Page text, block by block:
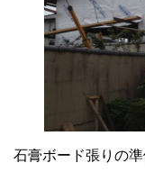
石膏ボード張りの準